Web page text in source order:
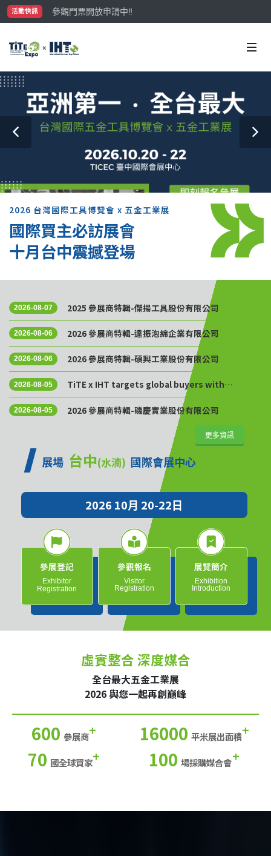
活動快訊
參觀門票開放申請中‼️
最大規模台灣五金展TiTE x IHT，2026/10/20-22與您在臺
2026 台灣國際工具博覽會 x 五金工業展
國際買主必訪展會
十月台中震撼登場
2026-08-07 2025 參展商特輯-傑揚工具股份有限公司
2026-08-06 2026 參展商特輯-達振泡綿企業有限公司
2026-08-06 2026 參展商特輯-碩興工業股份有限公司
2026-08-05
TiTE x IHT targets global buyers with
Golden Sourcing Week
2026-08-05 2026 參展商特輯-磯慶實業股份有限公司
更多資訊
展場 台中(水湳) 國際會展中心
2026 10月 20-22日
參展登記
Exhibitor
Registration
參觀報名
Visitor
Registration
展覽簡介
Exhibition
Introduction
虛實整合 深度媒合
全台最大五金工業展
2026 與您一起再創巔峰
600 參展商+ 16000 平米展出面積+
70 國全球買家+ 100 場採購媒合會+